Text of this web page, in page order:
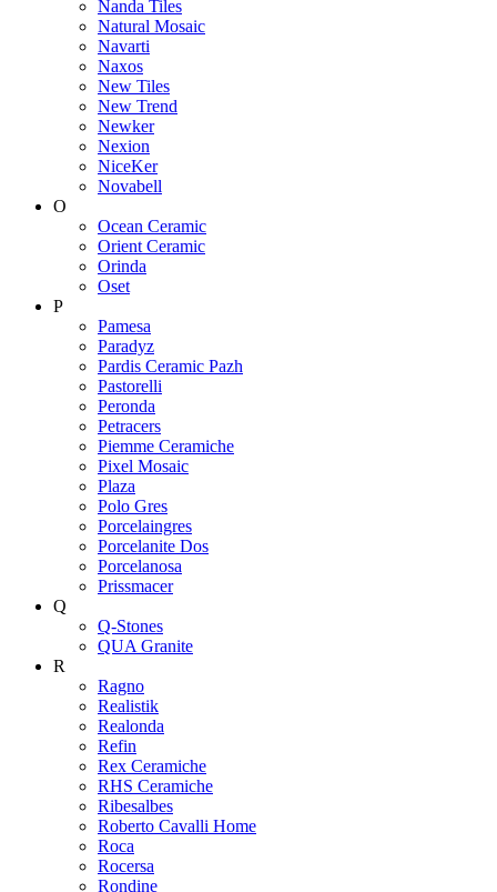
Nanda Tiles
Natural Mosaic
Navarti
Naxos
New Tiles
New Trend
Newker
Nexion
NiceKer
Novabell
O
Ocean Ceramic
Orient Ceramic
Orinda
Oset
P
Pamesa
Paradyz
Pardis Ceramic Pazh
Pastorelli
Peronda
Petracers
Piemme Ceramiche
Pixel Mosaic
Plaza
Polo Gres
Porcelaingres
Porcelanite Dos
Porcelanosa
Prissmacer
Q
Q-Stones
QUA Granite
R
Ragno
Realistik
Realonda
Refin
Rex Ceramiche
RHS Ceramiche
Ribesalbes
Roberto Cavalli Home
Roca
Rocersa
Rondine